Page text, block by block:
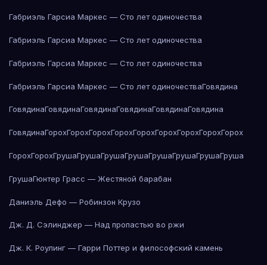
Габриэль Гарсиа Маркес — Сто лет одиночества
Габриэль Гарсиа Маркес — Сто лет одиночества
Габриэль Гарсиа Маркес — Сто лет одиночества
Габриэль Гарсиа Маркес — Сто лет одиночестваГовядина
ГовядинаГовядинаГовядинаГовядинаГовядинаГовядина
ГовядинаГорохГорохГорохГорохГорохГорохГорохГорохГорох
ГорохГорохГрушаГрушаГрушаГрушаГрушаГрушаГрушаГруша
ГрушаГюнтер Грасс — Жестяной барабан
Даниэль Дефо — Робинзон Крузо
Дж. Д. Сэлинджер — Над пропастью во ржи
Дж. К. Роулинг — Гарри Поттер и философский камень